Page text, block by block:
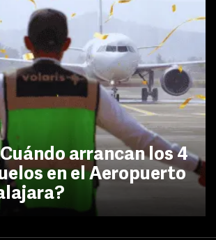
arrancan los 4
en el Aeropuerto